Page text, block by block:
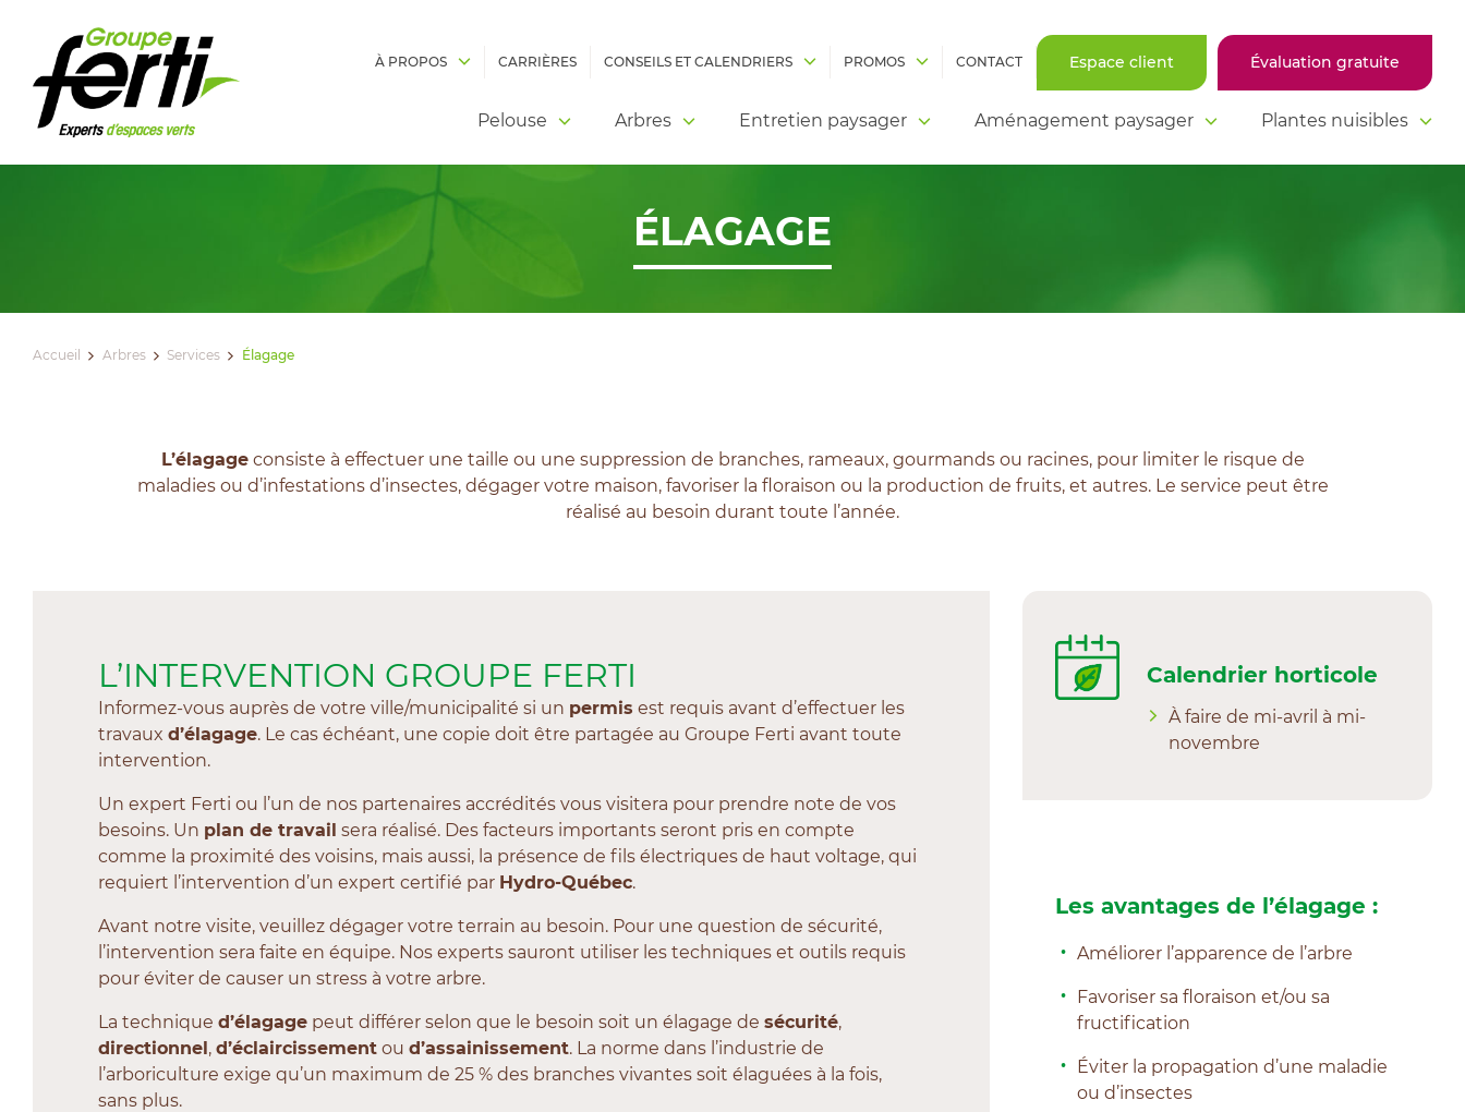
À PROPOS CARRIÈRES CONSEILS ET CALENDRIERS PROMOS CONTACT Espace client Évaluation gratuite
Pelouse Arbres Entretien paysager Aménagement paysager Plantes nuisibles
ÉLAGAGE
Accueil Arbres Services Élagage
L’élagageconsiste à effectuer une taille ou une suppression de branches, rameaux, gourmands ou racines, pour limiter le risque de
maladies ou d’infestations d’insectes, dégager votre maison, favoriser la floraison ou la production de fruits, et autres. Le service peut être
réalisé au besoin durant toute l’année.
L’INTERVENTION GROUPE FERTI
Informez-vous auprès de votre ville/municipalité si un permis est requis avant d’effectuer les
travaux d’élagage. Le cas échéant, une copie doit être partagée au Groupe Ferti avant toute
intervention.
Un expert Ferti ou l’un de nos partenaires accrédités vous visitera pour prendre note de vos
besoins. Un plan de travail sera réalisé. Des facteurs importants seront pris en compte
comme la proximité des voisins, mais aussi, la présence de fils électriques de haut voltage, qui
requiert l’intervention d’un expert certifié par Hydro-Québec.
Avant notre visite, veuillez dégager votre terrain au besoin. Pour une question de sécurité,
l’intervention sera faite en équipe. Nos experts sauront utiliser les techniques et outils requis
pour éviter de causer un stress à votre arbre.
La technique d’élagage peut différer selon que le besoin soit un élagage de sécurité,
directionnel, d’éclaircissement ou d’assainissement. La norme dans l’industrie de
l’arboriculture exige qu’un maximum de 25 % des branches vivantes soit élaguées à la fois,
sans plus.
Calendrier horticole
À faire de mi-avril à mi-
novembre
Les avantages de l’élagage :
Améliorer l’apparence de l’arbre
Favoriser sa floraison et/ou sa
fructification
Éviter la propagation d’une maladie
ou d’insectes